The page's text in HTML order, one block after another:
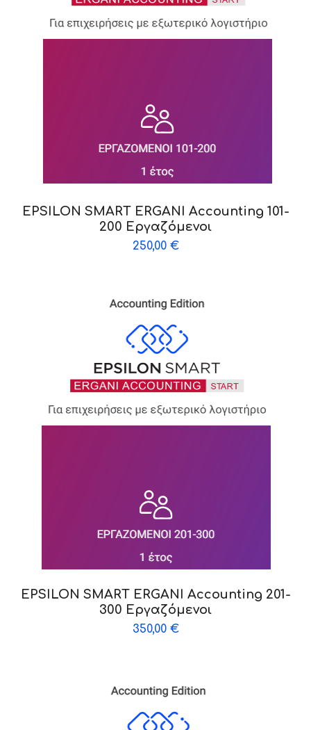
EPSILON SMART ERGANI Accounting 101-
200 Εργαζόμενοι
250,00 €
EPSILON SMART ERGANI Accounting 201-
300 Εργαζόμενοι
350,00 €